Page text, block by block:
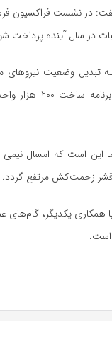
در نشست فراکسیون
در سال آینده پرداخت
وضعیت نیروهای
جبران کمبود معلم، وضعیت نیروهای
این است که امسال نیمی
قشر زحمت‌کش مرتفع گردد.
یکدیگر، گام‌های
است.